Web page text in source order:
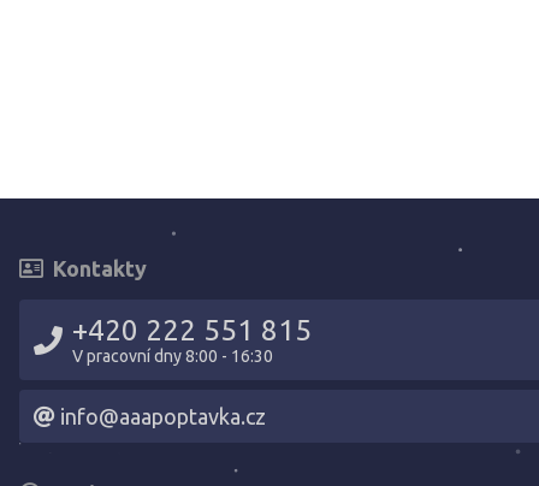
Kontakty
+420 222 551 815
V pracovní dny 8:00 - 16:30
info@aaapoptavka.cz